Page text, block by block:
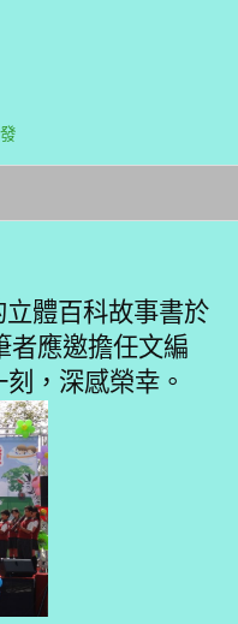
體百科故事書於
者應邀擔任文編
，深感榮幸。